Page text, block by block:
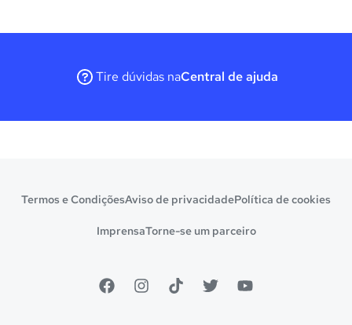
Tire dúvidas naCentral de ajuda
Termos e CondiçõesAviso de privacidadePolítica de cookies
ImprensaTorne-se um parceiro